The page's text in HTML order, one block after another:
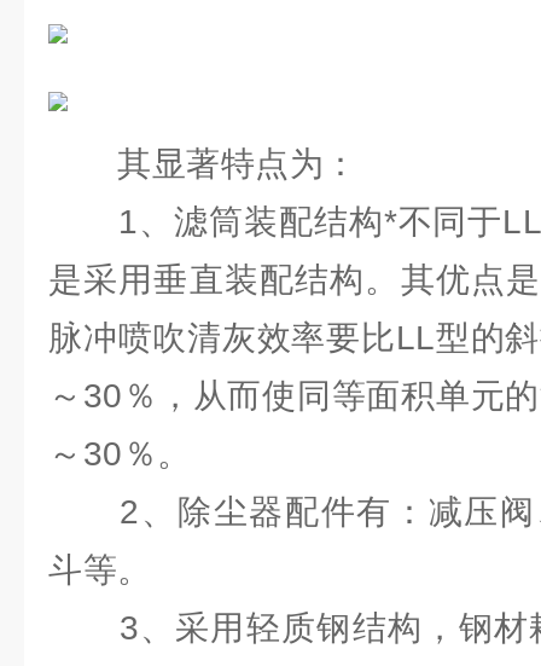
其显著特点为：
1、滤筒装配结构*不同于LL
是采用垂直装配结构。其优点
脉冲喷吹清灰效率要比LL型的
～30％，从而使同等面积单元
～30％。
2、除尘器配件有：减压阀
斗等。
3、采用轻质钢结构，钢材